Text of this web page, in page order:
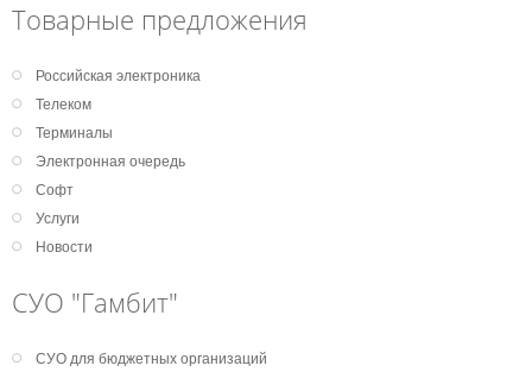
Товарные предложения
Российская электроника
Телеком
Терминалы
Электронная очередь
Софт
Услуги
Новости
СУО "Гамбит"
СУО для бюджетных организаций